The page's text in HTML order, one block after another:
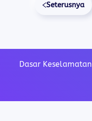
Seterusnya
Dasar Keselamatan